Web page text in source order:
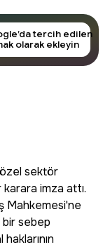
tercih edilen
olarak ekleyin
özel sektör
karara imza attı.
Mahkemesi'ne
sebep